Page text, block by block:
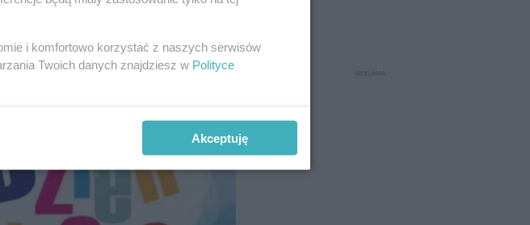
i komfortowo korzystać z naszych serwisów
Twoich danych znajdziesz w Polityce
Akceptuję